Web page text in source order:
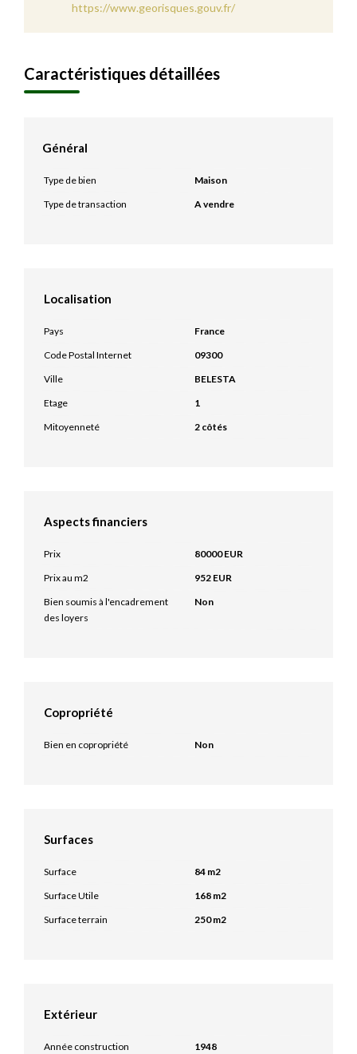
https://www.georisques.gouv.fr/
Caractéristiques détaillées
Général
Type de bien
Maison
Type de transaction
A vendre
Localisation
Pays
France
Code Postal Internet
09300
Ville
BELESTA
Etage
1
Mitoyenneté
2 côtés
Aspects financiers
Prix
80000 EUR
Prix au m2
952 EUR
Bien soumis à l'encadrement
des loyers
Non
Copropriété
Bien en copropriété Non
Surfaces
Surface
84 m2
Surface Utile
168 m2
Surface terrain
250 m2
Extérieur
Année construction 1948